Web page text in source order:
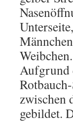
Aufgrund
zwischen
gebildet.